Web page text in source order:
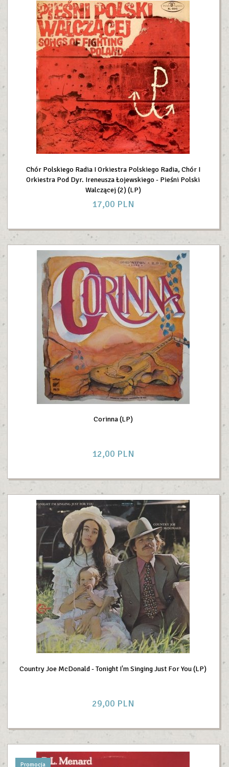
Chór Polskiego Radia I Orkiestra Polskiego Radia, Chór I
Orkiestra Pod Dyr. Ireneusza Łojewskiego - Pieśni Polski
Walczącej (2) (LP)
17,00 PLN
Corinna (LP)
12,00 PLN
Country Joe McDonald - Tonight I'm Singing Just For You (LP)
29,00 PLN
Promocja